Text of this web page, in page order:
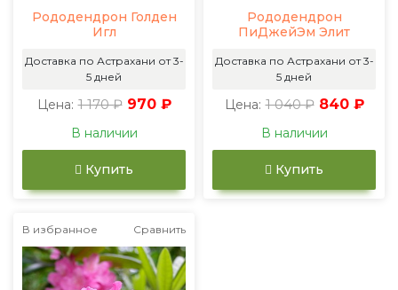
Рододендрон Голден
Игл
Доставка по Астрахани от 3-
5 дней
Цена: 1 170 ₽ 970 ₽
В наличии
Купить
Рододендрон
ПиДжейЭм Элит
Доставка по Астрахани от 3-
5 дней
Цена: 1 040 ₽ 840 ₽
В наличии
Купить
В избранное Сравнить